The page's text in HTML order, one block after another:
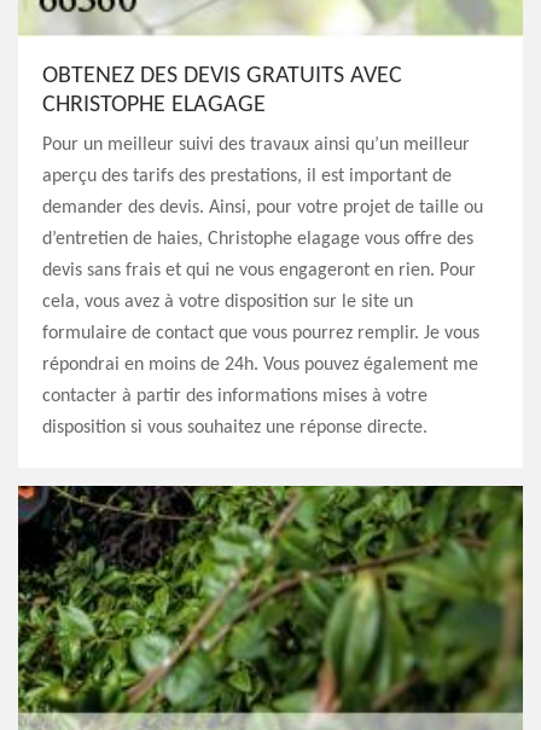
OBTENEZ DES DEVIS GRATUITS AVEC
CHRISTOPHE ELAGAGE
Pour un meilleur suivi des travaux ainsi qu’un meilleur
aperçu des tarifs des prestations, il est important de
demander des devis. Ainsi, pour votre projet de taille ou
d’entretien de haies, Christophe elagage vous offre des
devis sans frais et qui ne vous engageront en rien. Pour
cela, vous avez à votre disposition sur le site un
formulaire de contact que vous pourrez remplir. Je vous
répondrai en moins de 24h. Vous pouvez également me
contacter à partir des informations mises à votre
disposition si vous souhaitez une réponse directe.